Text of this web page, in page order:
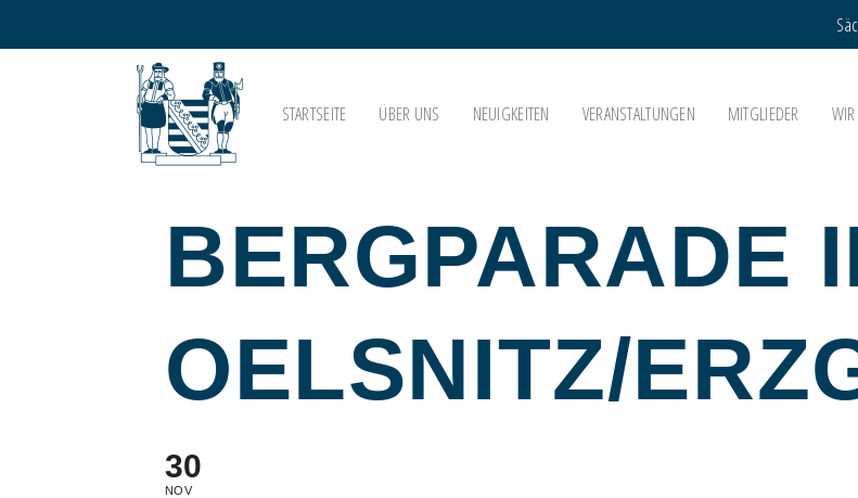
STARTSEITE ÜBER UNS NEUIGKEITEN VERANSTALTUNGEN MITGLIEDER
BERGPARADE
OELSNITZ/
30
NOV